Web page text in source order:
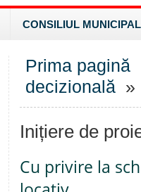
CONSILIUL MUNICIPAL
Prima pagină
decizională »
Inițiere de
Cu privire la